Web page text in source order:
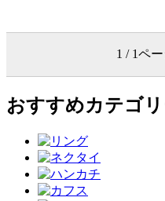
1 / 1ペ
おすすめカテゴ